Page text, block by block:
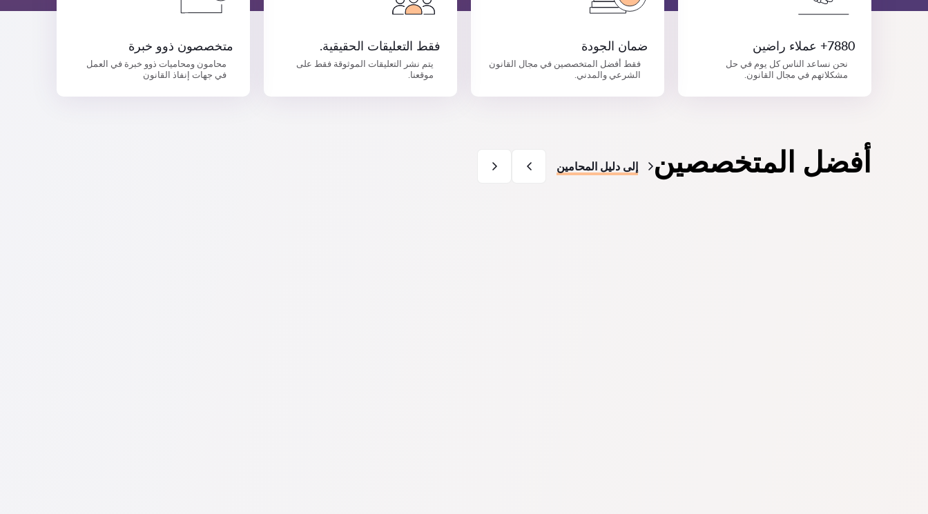
7880+ عملاء راضين
نحن نساعد الناس كل يوم في حل
مشكلاتهم في مجال القانون.
ضمان الجودة
فقط أفضل المتخصصين في مجال القانون
الشرعي والمدني.
فقط التعليقات الحقيقية.
يتم نشر التعليقات الموثوقة فقط على
موقعنا.
متخصصون ذوو خبرة
محامون ومحاميات ذوو خبرة في العمل
في جهات إنفاذ القانون
أفضل المتخصصين إلى دليل المحامين